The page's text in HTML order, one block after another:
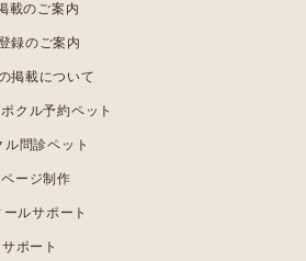
載のご案内
録のご案内
掲載について
クル予約ペット
問診ペット
ージ制作
ルサポート
ポート